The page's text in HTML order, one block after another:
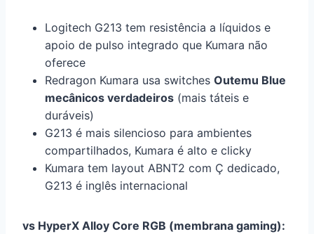
Logitech G213 tem resistência a líquidos e
apoio de pulso integrado que Kumara não
oferece
Redragon Kumara usa switches Outemu Blue
mecânicos verdadeiros (mais táteis e
duráveis)
G213 é mais silencioso para ambientes
compartilhados, Kumara é alto e clicky
Kumara tem layout ABNT2 com Ç dedicado,
G213 é inglês internacional
vs HyperX Alloy Core RGB (membrana gaming):